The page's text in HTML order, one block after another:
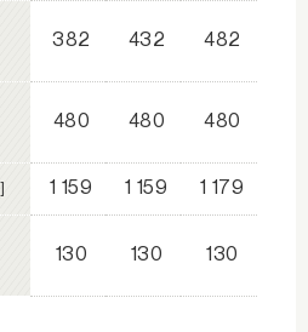
382 432 482
480 480 480
1 159 1 159 1 179
130 130 130